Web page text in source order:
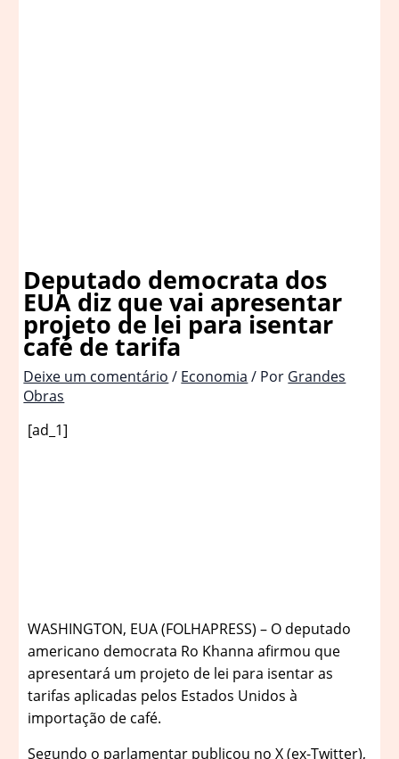
Deputado democrata dos
EUA diz que vai apresentar
projeto de lei para isentar
café de tarifa
Deixe um comentário / Economia / Por Grandes
Obras
[ad_1]
WASHINGTON, EUA (FOLHAPRESS) – O deputado
americano democrata Ro Khanna afirmou que
apresentará um projeto de lei para isentar as
tarifas aplicadas pelos Estados Unidos à
importação de café.
Segundo o parlamentar publicou no X (ex-Twitter),